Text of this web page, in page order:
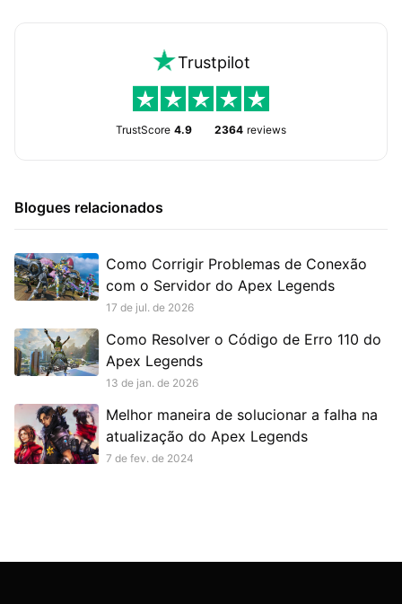
Trustpilot
TrustScore 4.9 2364 reviews
Blogues relacionados
Como Corrigir Problemas de Conexão
com o Servidor do Apex Legends
17 de jul. de 2026
Como Resolver o Código de Erro 110 do
Apex Legends
13 de jan. de 2026
Melhor maneira de solucionar a falha na
atualização do Apex Legends
7 de fev. de 2024